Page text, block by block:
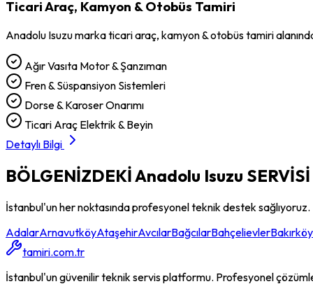
Ticari Araç, Kamyon & Otobüs Tamiri
Anadolu Isuzumarkaticari araç, kamyon & otobüs tamiri
Ağır Vasıta Motor & Şanzıman
Fren & Süspansiyon Sistemleri
Dorse & Karoser Onarımı
Ticari Araç Elektrik & Beyin
Detaylı Bilgi
BÖLGENİZDEKİAnadolu Isuzu SERVİSİ
İstanbul'un her noktasında profesyonel teknik destek sağlıyoruz.
AdalarArnavutköyAtaşehirAvcılarBağcılarBahçelievlerBakırköy
tamiri.com.tr
İstanbul'un güvenilir teknik servis platformu. Profesyonel